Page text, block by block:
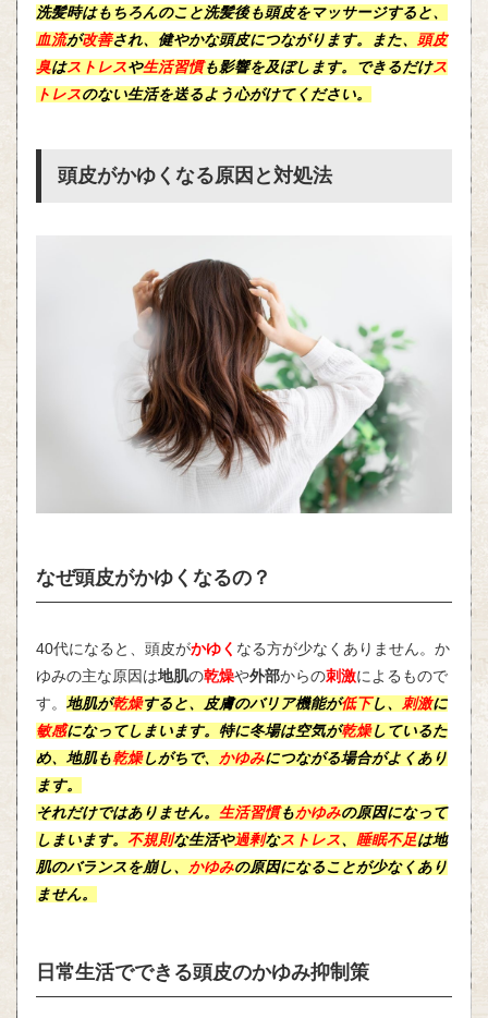
洗髪時はもちろんのこと洗髪後も頭皮をマッサージすると、
血流が改善され、健やかな頭皮につながります。また、 頭皮
臭はストレスや生活習慣も影響を及ぼします。できるだけス
トレスのない生活を送るよう心がけてください。
頭皮がかゆくなる原因と対処法
なぜ頭皮がかゆくなるの？
40代になると、頭皮がかゆく なる方が少なくありません。か
ゆみの主な原因は地肌の乾燥や外部からの刺激によるもので
す。 地肌が乾燥すると、皮膚のバリア機能が低下し、 刺激に
敏感になってしまいます。特に冬場は空気が乾燥しているた
め、 地肌も乾燥しがちで、 かゆみにつながる場合がよくあり
ます。
それだけではありません。 生活習慣もかゆみの原因になって
しまいます。 不規則な生活や過剰なストレス、 睡眠不足は地
肌のバランス を崩し、 かゆみの原因になることが少なくあり
ません。
日常生活でできる頭皮のかゆみ抑制策